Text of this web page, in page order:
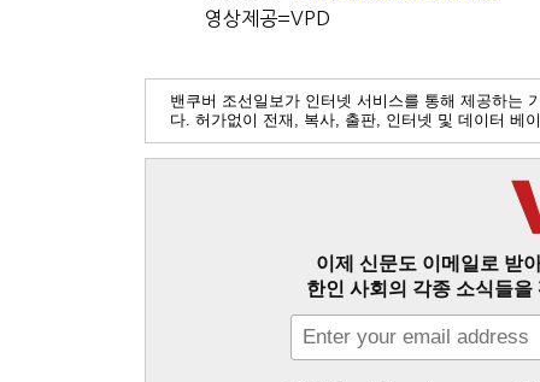
영상제공=VPD
밴쿠버 조선일보가 인터넷 서비스를 통해 제공하는
다. 허가없이 전재, 복사, 출판, 인터넷 및 데이터 베
이제 신문도 이메일로 받
한인 사회의 각종 소식들